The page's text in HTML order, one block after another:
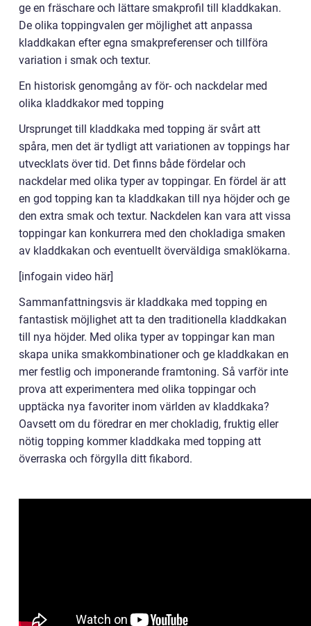
ge en fräschare och lättare smakprofil till kladdkakan.
De olika toppingvalen ger möjlighet att anpassa
kladdkakan efter egna smakpreferenser och tillföra
variation i smak och textur.
En historisk genomgång av för- och nackdelar med
olika kladdkakor med topping
Ursprunget till kladdkaka med topping är svårt att
spåra, men det är tydligt att variationen av toppings har
utvecklats över tid. Det finns både fördelar och
nackdelar med olika typer av toppingar. En fördel är att
en god topping kan ta kladdkakan till nya höjder och ge
den extra smak och textur. Nackdelen kan vara att vissa
toppingar kan konkurrera med den chokladiga smaken
av kladdkakan och eventuellt överväldiga smaklökarna.
[infogain video här]
Sammanfattningsvis är kladdkaka med topping en
fantastisk möjlighet att ta den traditionella kladdkakan
till nya höjder. Med olika typer av toppingar kan man
skapa unika smakkombinationer och ge kladdkakan en
mer festlig och imponerande framtoning. Så varför inte
prova att experimentera med olika toppingar och
upptäcka nya favoriter inom världen av kladdkaka?
Oavsett om du föredrar en mer chokladig, fruktig eller
nötig topping kommer kladdkaka med topping att
överraska och förgylla ditt fikabord.